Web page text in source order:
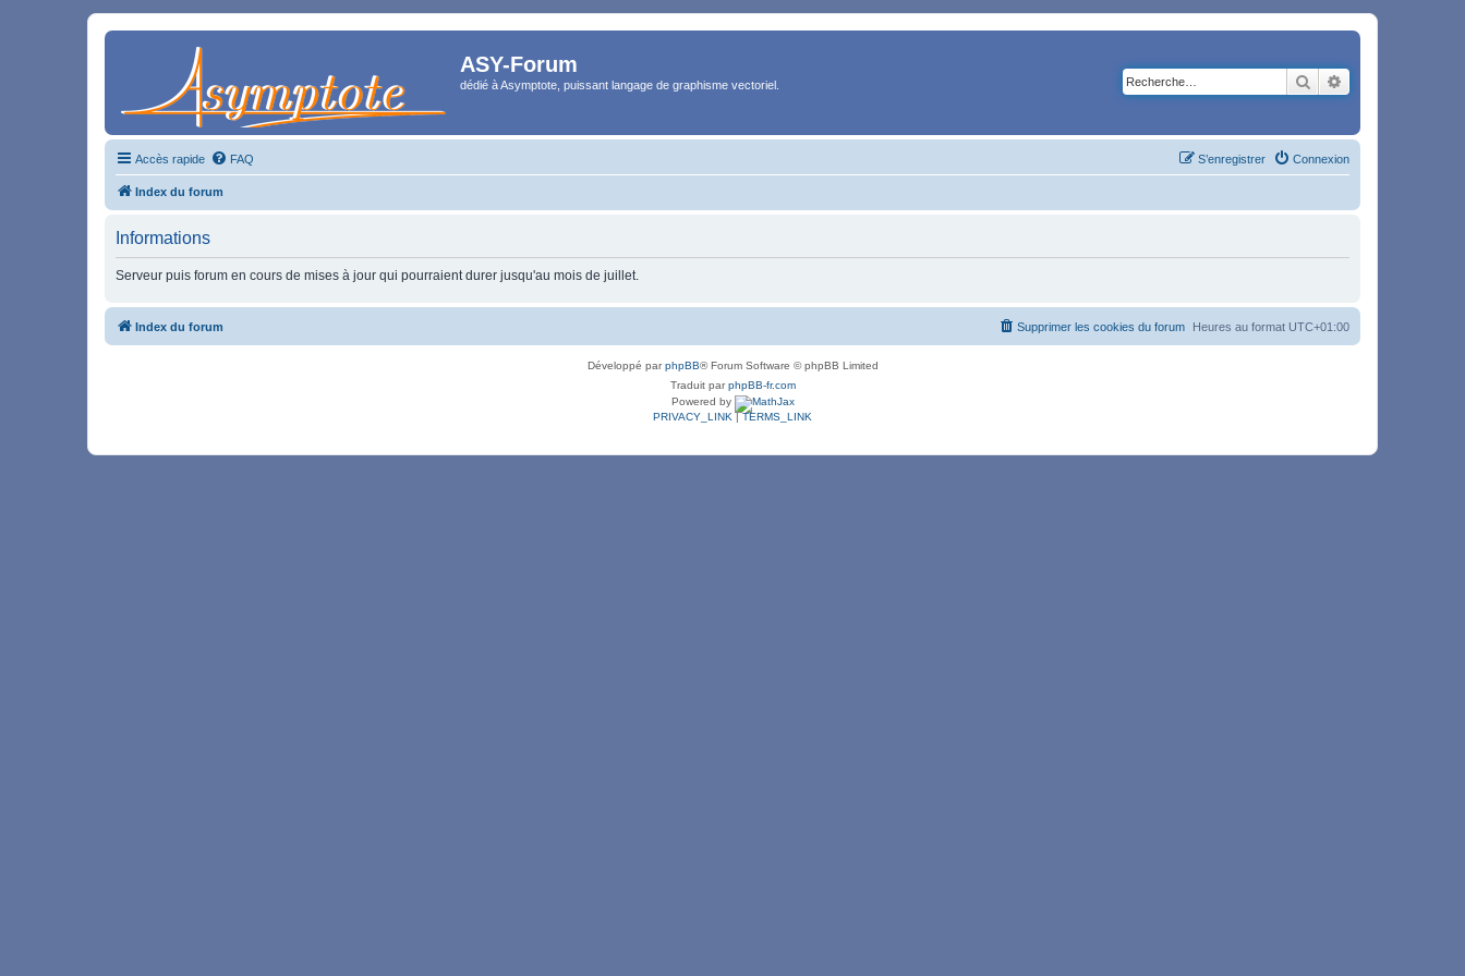
ASY-Forum
dédié à Asymptote, puissant langage de graphisme vectoriel. Rechercher
Accès rapide FAQ Connexion
S’enregistrer
Index du forum
Informations
Serveur puis forum en cours de mises à jour qui pourraient durer jusqu'au mois de juillet.
Index du forum Heures au format UTC+01:00
Supprimer les cookies du forum
Développé parphpBB® Forum Software © phpBB Limited
Traduit parphpBB-fr.com
Powered by
PRIVACY_LINK |TERMS_LINK